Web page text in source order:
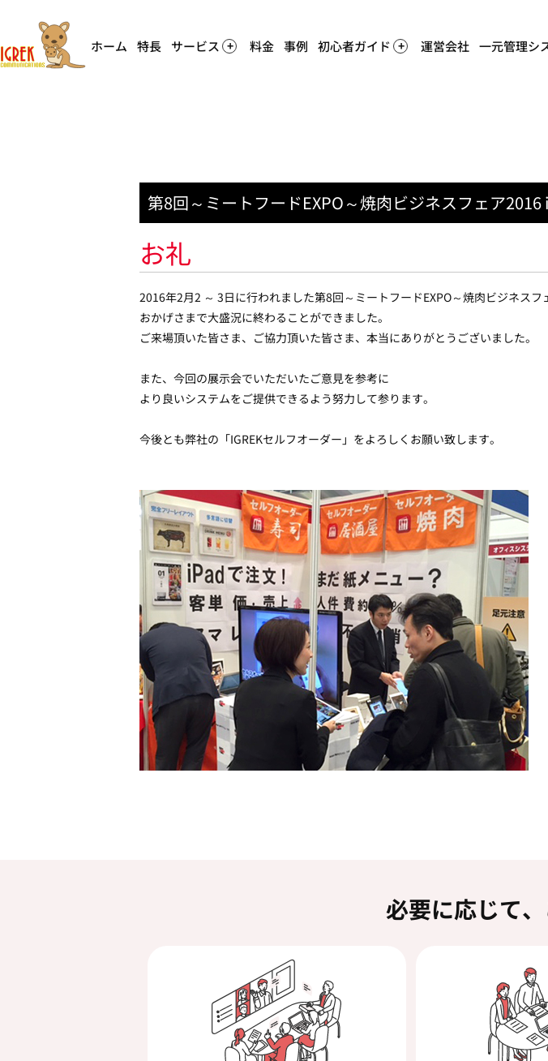
ホーム 特長 サービス 料金 事例 初心者ガイド 運営会社 一元管理シ
第8回～ミートフードEXPO～焼肉ビジネスフェア
お礼
2016年2月2 ～ 3日に行われました第8回～ミートフードEXPO～焼肉ビジネス
おかげさまで大盛況に終わることができました。
ご来場頂いた皆さま、ご協力頂いた皆さま、本当にありがとうございました。
また、今回の展示会でいただいたご意見を参考に
より良いシステムをご提供できるよう努力して参ります。
今後とも弊社の「IGREKセルフオーダー」をよろしくお願い致します。
必要に応じて